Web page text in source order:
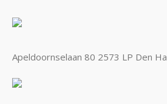
Apeldoornselaan 80 2573 LP Den